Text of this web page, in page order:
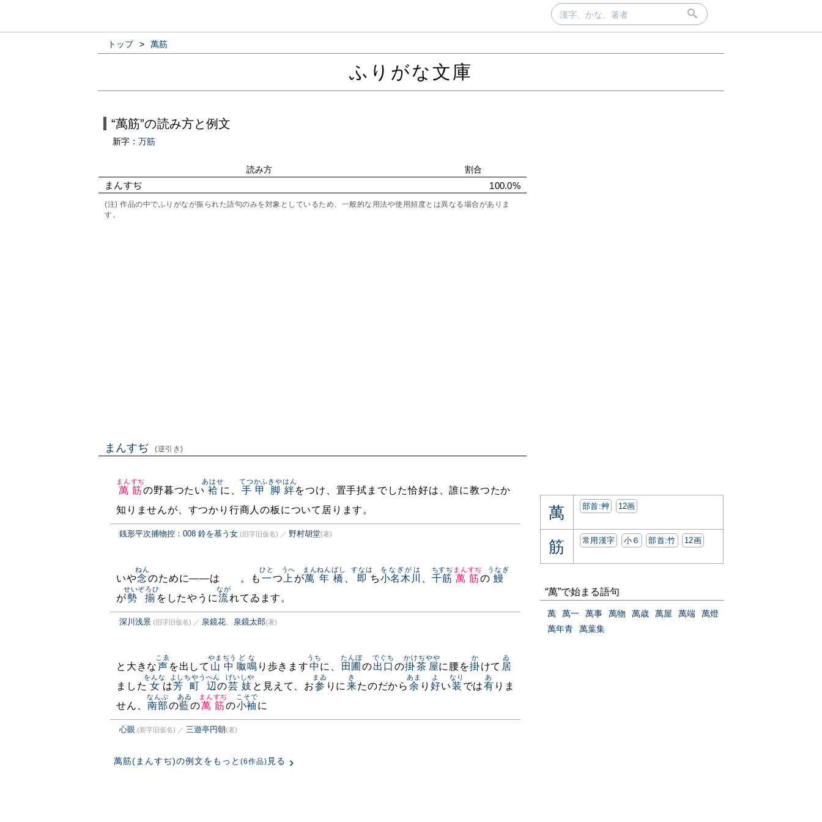
トップ > 萬筋
ふりがな文庫
“萬筋”の読み方と例文
新字： 万筋
読み方 割合
まんすぢ 100.0%
(注) 作品の中でふりがなが振られた語句のみを対象としているため、一般的な用法や使用頻度とは異なる場合がありま
す。
まんすぢ (逆引き)
萬筋
まんすぢ
の野暮つたい 袷
あはせ
に、 手甲
てつかふ
脚絆
きやはん
をつけ、置手拭までした恰好は、誰に教つたか
知りませんが、すつかり行商人の板について居ります。
銭形平次捕物控：008 鈴を慕う女 (旧字旧仮名) ／ 野村胡堂(著)
いや念
ねん
のために——はゝゝ。も 一
ひと
つ 上
うへ
が萬年橋
まんねんばし
即
すなは
ち小名木川
をなぎがは
千筋
ちすぢ
萬筋
まんすぢ
の 鰻
うなぎ
が勢揃
せいぞろひ
をしたやうに流
なが
れてゐます。
深川浅景 (旧字旧仮名) ／ 泉鏡花、 泉鏡太郎(著)
と大きな声
こゑ
を出して 山中
やまぢう
呶鳴
どな
り歩きます中
うち
に、 田圃
たんぼ
の出口
でぐち
の掛茶屋
かけぢやや
に腰を掛
か
けて 居
ゐ
ました 女
をんな
は芳町辺
よしちやうへん
の芸妓
げいしや
と見えて、お参
まゐ
りに 来
き
たのだから 余
あま
り 好
よ
い装
なり
では有
あ
りま
せん、 南部
なんぶ
の藍
あゐ
の萬筋
まんすぢ
の小袖
こそで
に
心眼 (新字旧仮名) ／ 三遊亭円朝(著)
萬筋(まんすぢ)の例文をもっと (6作品) 見る
萬 部首:⾋ 12画
筋 常用漢字 小６ 部首:⽵ 12画
“萬”で始まる語句
萬 萬一 萬事 萬物 萬歳 萬屋 萬端
萬燈
萬年青
萬葉集